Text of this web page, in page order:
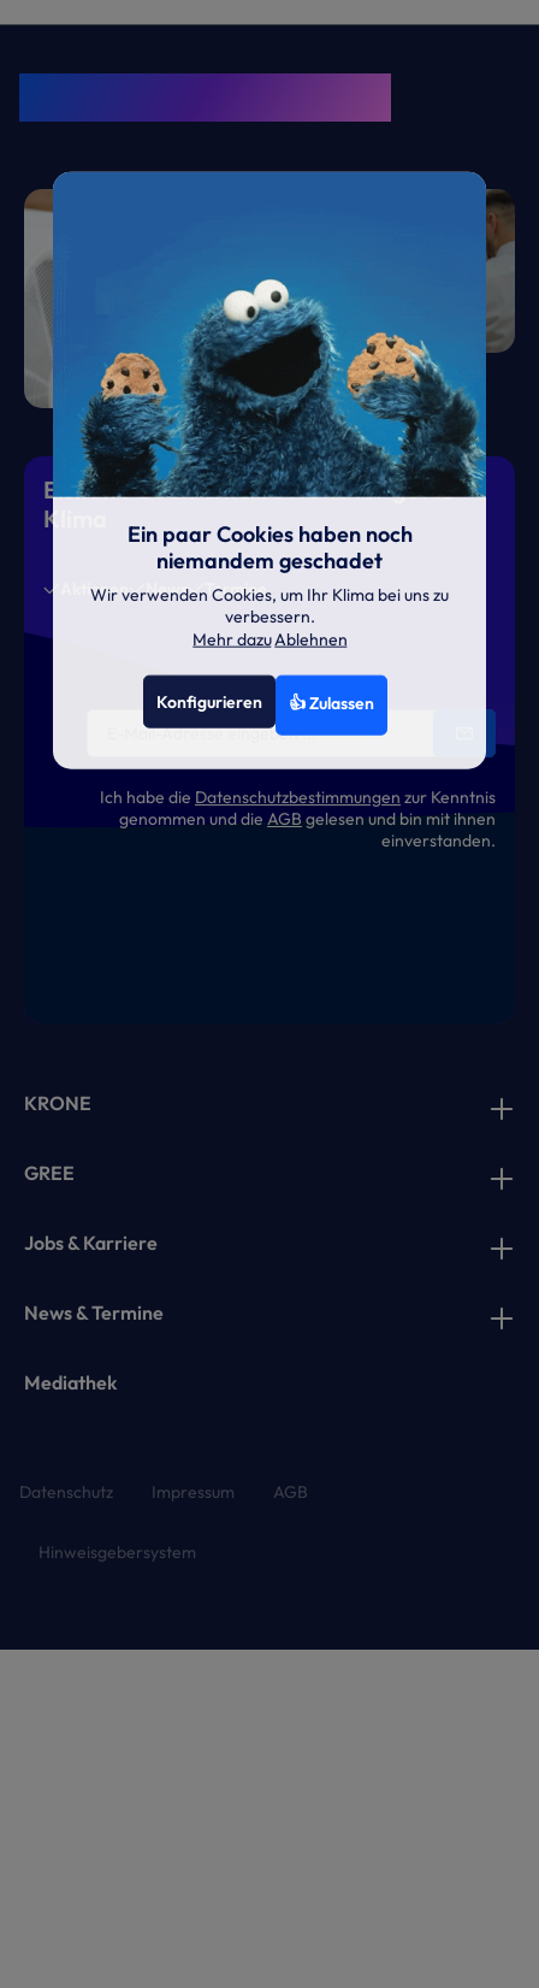
Eiskalte Deals & heiße News für gutes
Klima
Aktionen News Termine
Ich habe die Datenschutzbestimmungen zur Kenntnis
genommen und die AGB gelesen und bin mit ihnen
einverstanden.
KRONE
GREE
Jobs & Karriere
News & Termine
Mediathek
Datenschutz Impressum AGB
Hinweisgebersystem
Ein paar Cookies haben noch
niemandem geschadet
Wir verwenden Cookies, um Ihr Klima bei uns zu
verbessern.
Mehr dazuAblehnen
Konfigurieren 👍 Zulassen